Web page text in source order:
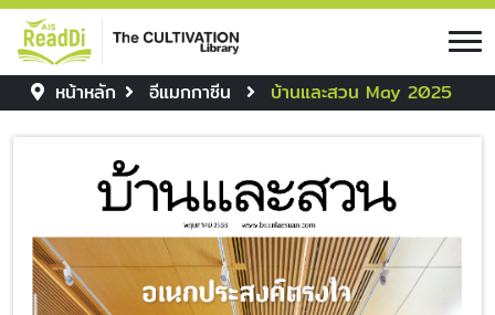
หน้าหลัก อีแมกกาซีน บ้านและสวน May 2025